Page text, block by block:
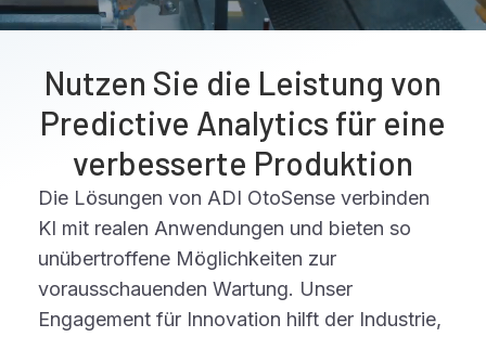
Nutzen Sie die Leistung von
Predictive Analytics für eine
verbesserte Produktion
Die Lösungen von ADI OtoSense verbinden
KI mit realen Anwendungen und bieten so
unübertroffene Möglichkeiten zur
vorausschauenden Wartung. Unser
Engagement für Innovation hilft der Industrie,